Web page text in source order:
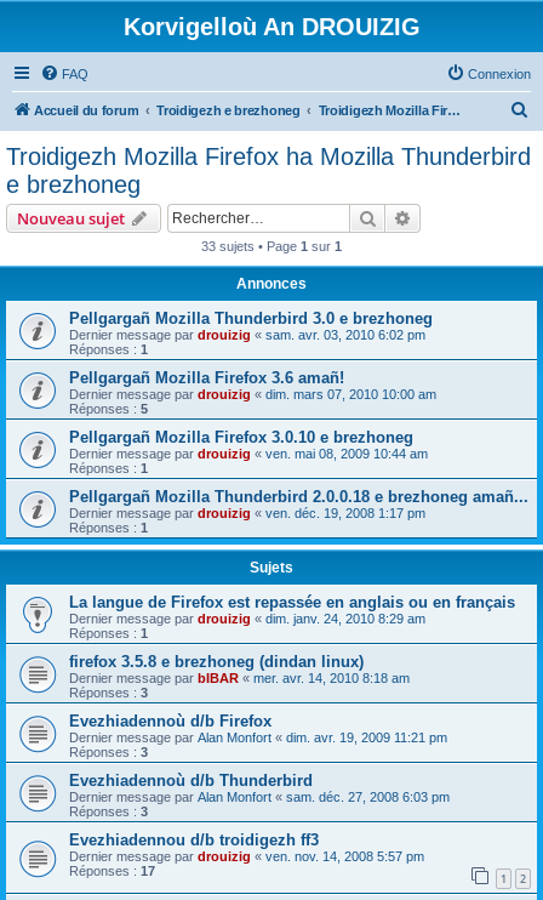
Korvigelloù An DROUIZIG
FAQ Connexion
Accueil du forum Troidigezh e brezhoneg Troidigezh Mozilla Firefox ha Mozilla Thunderbird e brezhoneg
Troidigezh Mozilla Firefox ha Mozilla Thunderbird
e brezhoneg
Nouveau sujet Rechercher
33 sujets • Page 1 sur 1
Annonces
Pellgargañ Mozilla Thunderbird 3.0 e brezhoneg
Dernier message par drouizig « sam. avr. 03, 2010 6:02 pm
Réponses : 1
Pellgargañ Mozilla Firefox 3.6 amañ!
Dernier message par drouizig « dim. mars 07, 2010 10:00 am
Réponses : 5
Pellgargañ Mozilla Firefox 3.0.10 e brezhoneg
Dernier message par drouizig « ven. mai 08, 2009 10:44 am
Réponses : 1
Pellgargañ Mozilla Thunderbird 2.0.0.18 e brezhoneg amañ...
Dernier message par drouizig « ven. déc. 19, 2008 1:17 pm
Réponses : 1
Sujets
La langue de Firefox est repassée en anglais ou en français
Dernier message par drouizig « dim. janv. 24, 2010 8:29 am
Réponses : 1
firefox 3.5.8 e brezhoneg (dindan linux)
Dernier message par bIBAR « mer. avr. 14, 2010 8:18 am
Réponses : 3
Evezhiadennoù d/b Firefox
Dernier message par Alan Monfort « dim. avr. 19, 2009 11:21 pm
Réponses : 3
Evezhiadennoù d/b Thunderbird
Dernier message par Alan Monfort « sam. déc. 27, 2008 6:03 pm
Réponses : 3
Evezhiadennou d/b troidigezh ff3
Dernier message par drouizig « ven. nov. 14, 2008 5:57 pm
Réponses : 17 1 2